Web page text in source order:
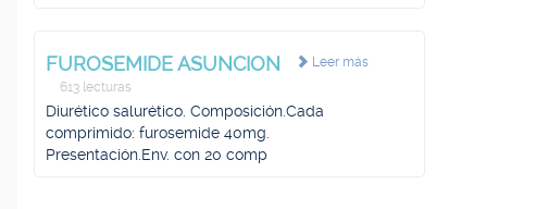
Leer más
FUROSEMIDE ASUNCION
613 lecturas
Diurético salurético. Composición.Cada
comprimido: furosemide 40mg.
Presentación.Env. con 20 comp